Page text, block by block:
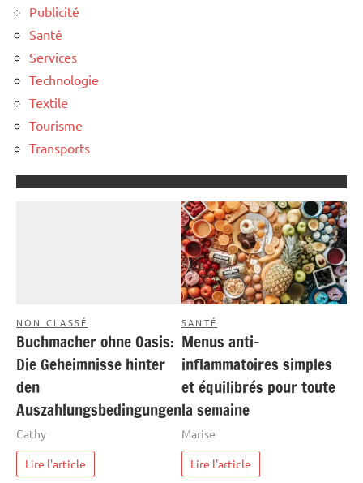
Publicité
Santé
Services
Technologie
Textile
Tourisme
Transports
NON CLASSÉ
Buchmacher ohne Oasis:
Die Geheimnisse hinter
den
Auszahlungsbedingungen
Cathy
Lire l'article
SANTÉ
Menus anti-
inflammatoires simples
et équilibrés pour toute
la semaine
Marise
Lire l'article